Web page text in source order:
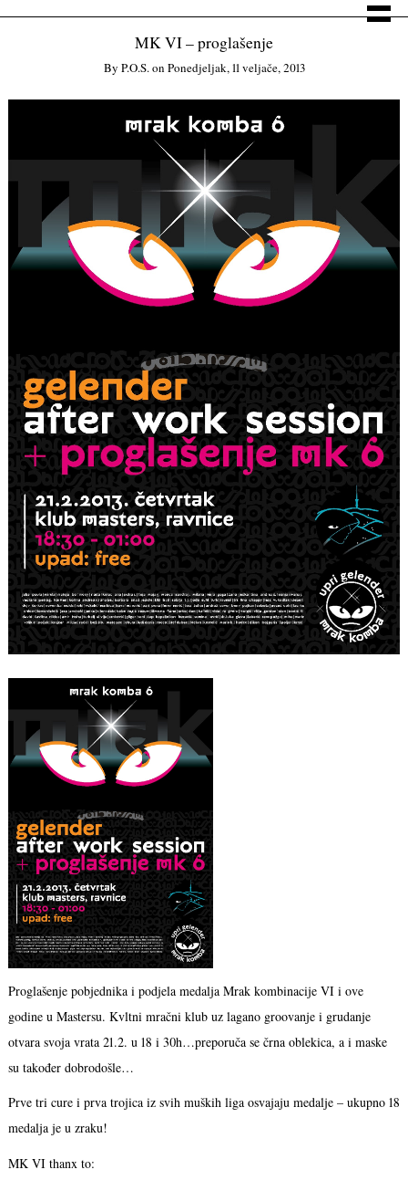
MK VI – proglašenje
By P.o.s.on Ponedjeljak, 11 veljače, 2013
Proglašenje pobjednika i podjela medalja Mrak kombinacije VI i ove
godine u Mastersu. Kvltni mračni klub uz lagano groovanje i grudanje
otvara svoja vrata 21.2. u 18 i 30h…preporuča se črna oblekica, a i maske
su također dobrodošle…
Prve tri cure i prva trojica iz svih muških liga osvajaju medalje – ukupno 18
medalja je u zraku!
MK VI thanx to: